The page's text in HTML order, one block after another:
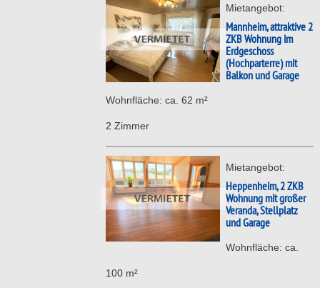
Mietangebot:
Mannheim, attraktive 2
ZKB Wohnung im
Erdgeschoss
(Hochparterre) mit
Balkon und Garage
Wohnfläche: ca. 62 m²
2 Zimmer
Mietangebot:
Heppenheim, 2 ZKB
Wohnung mit großer
Veranda, Stellplatz
und Garage
Wohnfläche: ca.
100 m²